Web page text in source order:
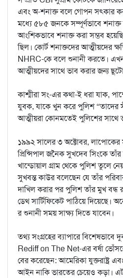
এবং অ-শনাক্ত বলে গোপন সৎকার
মধ্যে ৫৮৫ জনকে সম্পূর্ণভাবে
আংশিকভাবে শনাক্ত করা সম্ভব
ছিল। কোর্ট শনাক্তদের আত্মীয়দের
NHRC-কে বলে শুনানী করতে।
আত্মীয়দের সাথে ভাব করার জন্য
কাশ্মীরা সং-এর কথা-ই ধরা যাক,
যুবক, যাকে খুন করে পুলিশ “তাদের
আত্মীয়রা কোনমতেই পুলিশের সাথে
১৯৯২ সালের ৩ অক্টোবর,
প্রিন্সিপাল জনৈক সুখদেব সিংকে
খান্ডোয়াল গ্রাম থেকে পুলিশ তুলে
সুখবন্ত কাউর বলেছেন যে তাঁর
দাখিল করার পর পুলিশ তাঁর মুখ বন্ধ
ডেথ সার্টিফিকেট পাঠিয়ে
র শুনানী সময় সাক্ষ্য দিতে যাবেন।
তথ্য সংগ্রহের ব্যাপারে বিশেষভাবে
Rediff on The Net-এর বর্ষা
বের করেছেন: আমেরিকা যুক্তরাষ্ট্র এবং
আইন নাকি ভারতের চেয়েও কড়া।